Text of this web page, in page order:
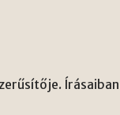
Írásaiban